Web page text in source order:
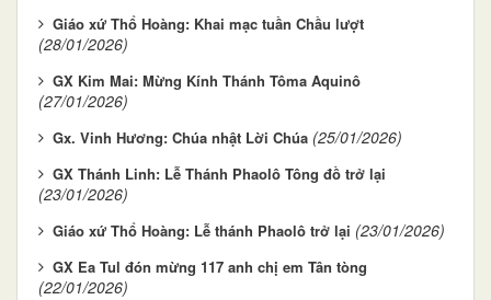
Giáo xứ Thổ Hoàng: Khai mạc tuần Chầu lượt
(28/01/2026)
GX Kim Mai: Mừng Kính Thánh Tôma Aquinô
(27/01/2026)
Gx. Vinh Hương: Chúa nhật Lời Chúa (25/01/2026)
GX Thánh Linh: Lễ Thánh Phaolô Tông đồ trở lại
(23/01/2026)
Giáo xứ Thổ Hoàng: Lễ thánh Phaolô trở lại (23/01/2026)
GX Ea Tul đón mừng 117 anh chị em Tân tòng
(22/01/2026)